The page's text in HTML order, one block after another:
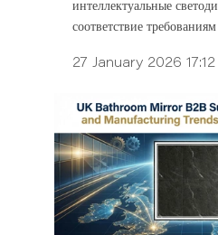
интеллектуальные
соответствие
27 January 2026 17:12